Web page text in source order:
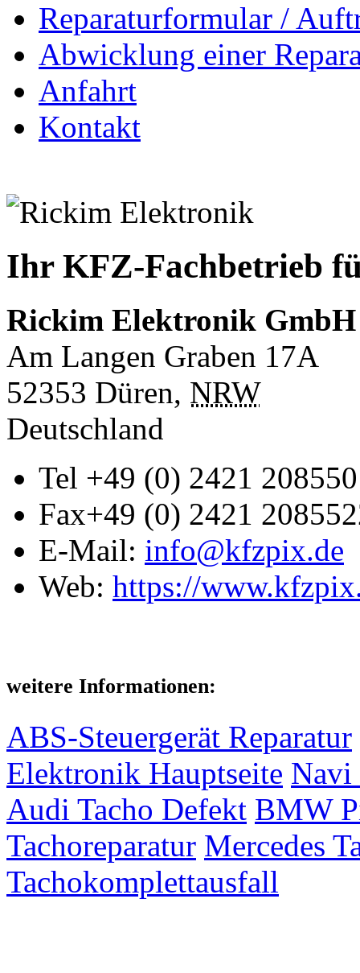
Reparaturformular /
Abwicklung einer
Anfahrt
Kontakt
Ihr KFZ-Fachbetrieb
Rickim Elektronik GmbH
Am Langen Graben 17A
52353 Düren, NRW
Deutschland
Tel +49 (0) 2421 208550
Fax+49 (0) 2421
E-Mail: info@kfzpix.de
Web: https://
weitere Informationen:
ABS-Steuergerät Reparatur
Elektronik Hauptseite Navi
Audi Tacho Defekt BMW
Tachoreparatur Mercedes
Tachokomplettausfall